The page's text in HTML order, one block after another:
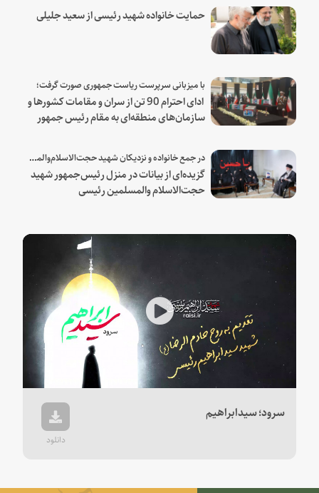
حمایت خانواده شهید رئیسی از سعید جلیلی
با میزبانی سرپرست ریاست جمهوری صورت گرفت؛
ادای احترام 90 تن از سران و مقامات کشورها و
سازمان‌های منطقه‌ای به مقام رئیس جمهور
در جمع خانواده و نزدیکان شهید حجت‌الاسلام‌والمسلمین رئیسی:
گزیده‌ای از بیانات در منزل رئیس‌جمهور شهید
حجت‌الاسلام والمسلمین رئیسی
Play
Video
سرود؛ سیدابراهیم
دانلود